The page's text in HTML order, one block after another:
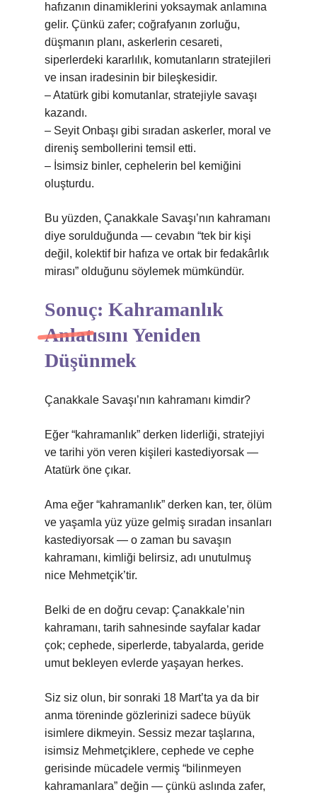
hafızanın dinamiklerini yoksaymak anlamına
gelir. Çünkü zafer; coğrafyanın zorluğu,
düşmanın planı, askerlerin cesareti,
siperlerdeki kararlılık, komutanların stratejileri
ve insan iradesinin bir bileşkesidir.
– Atatürk gibi komutanlar, stratejiyle savaşı
kazandı.
– Seyit Onbaşı gibi sıradan askerler, moral ve
direniş sembollerini temsil etti.
– İsimsiz binler, cephelerin bel kemiğini
oluşturdu.
Bu yüzden, Çanakkale Savaşı’nın kahramanı
diye sorulduğunda — cevabın “tek bir kişi
değil, kolektif bir hafıza ve ortak bir fedakârlık
mirası” olduğunu söylemek mümkündür.
Sonuç: Kahramanlık
Anlatısını Yeniden
Düşünmek
Çanakkale Savaşı’nın kahramanı kimdir?
Eğer “kahramanlık” derken liderliği, stratejiyi
ve tarihi yön veren kişileri kastediyorsak —
Atatürk öne çıkar.
Ama eğer “kahramanlık” derken kan, ter, ölüm
ve yaşamla yüz yüze gelmiş sıradan insanları
kastediyorsak — o zaman bu savaşın
kahramanı, kimliği belirsiz, adı unutulmuş
nice Mehmetçik’tir.
Belki de en doğru cevap: Çanakkale’nin
kahramanı, tarih sahnesinde sayfalar kadar
çok; cephede, siperlerde, tabyalarda, geride
umut bekleyen evlerde yaşayan herkes.
Siz siz olun, bir sonraki 18 Mart’ta ya da bir
anma töreninde gözlerinizi sadece büyük
isimlere dikmeyin. Sessiz mezar taşlarına,
isimsiz Mehmetçiklere, cephede ve cephe
gerisinde mücadele vermiş “bilinmeyen
kahramanlara” değin — çünkü aslında zafer,